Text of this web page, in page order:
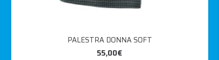
PALESTRA DONNA SOFT
55,00€